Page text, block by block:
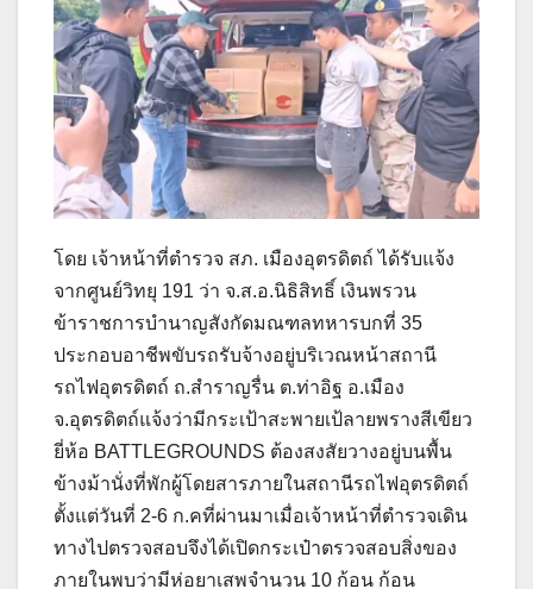
โดย เจ้าหน้าที่ตำรวจ สภ. เมืองอุตรดิตถ์ ได้รับแจ้ง
จากศูนย์วิทยุ 191 ว่า จ.ส.อ.นิธิสิทธิ์ เงินพรวน
ข้าราชการบำนาญสังกัดมณฑลทหารบกที่ 35
ประกอบอาชีพขับรถรับจ้างอยู่บริเวณหน้าสถานี
รถไฟอุตรดิตถ์ ถ.สำราญรื่น ต.ท่าอิฐ อ.เมือง
จ.อุตรดิตถ์แจ้งว่ามีกระเป้าสะพายเป้ลายพรางสีเขียว
ยี่ห้อ BATTLEGROUNDS ต้องสงสัยวางอยู่บนพื้น
ข้างม้านั่งที่พักผู้โดยสารภายในสถานีรถไฟอุตรดิตถ์
ตั้งแต่วันที่ 2-6 ก.คที่ผ่านมาเมื่อเจ้าหน้าที่ตำรวจเดิน
ทางไปตรวจสอบจึงได้เปิดกระเป๋าตรวจสอบสิ่งของ
ภายในพบว่ามีห่อยาเสพจำนวน 10 ก้อน ก้อน